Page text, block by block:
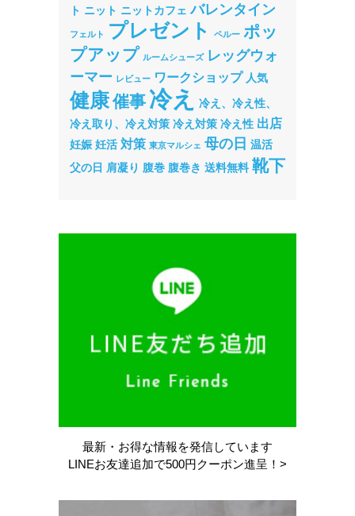
ト ニット ニットカフェ バレンタイン
フェルト プレゼント ペルー ポッ
プアップ ルームシューズ レッグウォ
ーマー レビュー ワークショップ 人気
健康催事 冷え
冷え、冷え性、
冷え取り、冷え対策 冷え対策 冷え性 出店
妊娠 妊活 対策 東京マルシェ 母の日 温活
父の日 肩凝り 腹巻 腹巻き 送料無料 靴下
最新・お得な情報を発信しています
LINEお友達追加で500円クーポン進呈！>